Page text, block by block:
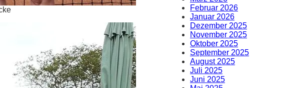
Februar 2026
Januar 2026
Dezember 2025
November 2025
Oktober 2025
September 2025
August 2025
Juli 2025
Juni 2025